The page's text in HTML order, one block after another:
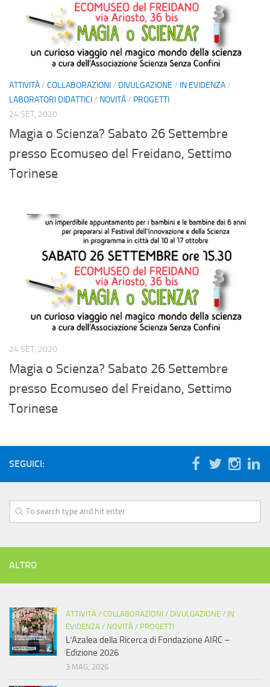
ATTIVITÀ/ COLLABORAZIONI/ DIVULGAZIONE / IN EVIDENZA/
LABORATORI DIDATTICI/ NOVITÀ/ PROGETTI
24 SET, 2020
Magia o Scienza? Sabato 26 Settembre
presso Ecomuseo del Freidano, Settimo
Torinese
24 SET, 2020
Magia o Scienza? Sabato 26 Settembre
presso Ecomuseo del Freidano, Settimo
Torinese
SEGUICI:
ALTRO
ATTIVITÀ / COLLABORAZIONI / DIVULGAZIONE / IN
EVIDENZA / NOVITÀ / PROGETTI
L’Azalea della Ricerca di Fondazione AIRC –
Edizione 2026
3 MAG, 2026